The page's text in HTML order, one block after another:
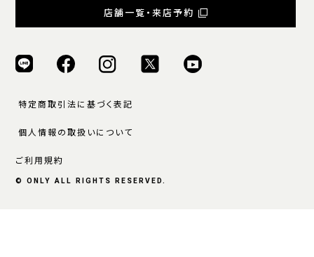
店舗一覧・来店予約
特定商取引法に基づく表記
個人情報の取扱いについて
ご利用規約
© ONLY ALL RIGHTS RESERVED.